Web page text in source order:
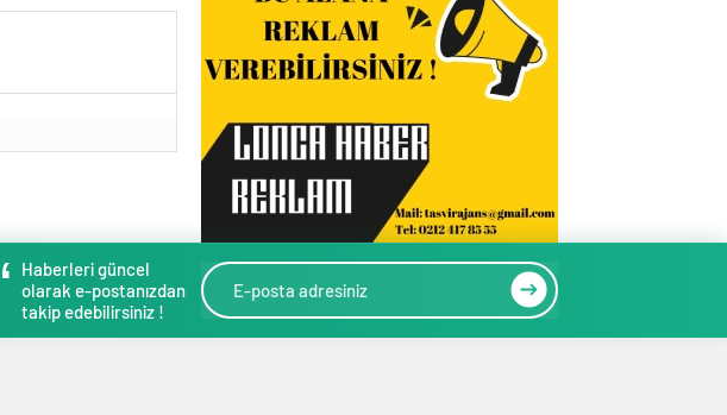
Mesajlar
Ziyaret
Haberleri güncel
olarak e-postanızdan
takip edebilirsiniz !